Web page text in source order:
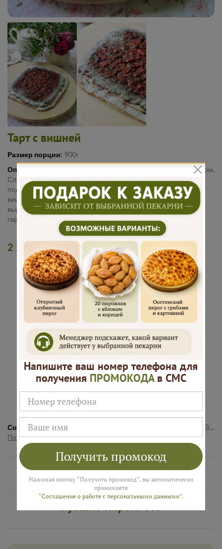
Тарт с вишней
Размер порции: 900г
Описание:
Яркий тарт с вишней и нежным ванильным кремом.
Слоёное тесто запекается до хрустящей текстуры и
подчёркивает начинку. Сливочный крем смягчает кислинку
вишни и делает вкус округлым. Ягоды дают сочность и
выразительный акцент. Десерт получается свежим и
гармоничным.
Традиционная
рецептура
Бережная
Подарок к
каждому
заказу
Много
начинки
2 200 руб. ДОБАВИТЬ В КОРЗИНУ
Состав:Тесто слоеное без дрожжевое, сливки 33%, молоко 3,5%, яйцо столовое, сахарный песок, ваниль, вишня замороженная, гель нейтральный, сахарная пудра, крахмал кукурузный.
Показать полностью
Нам доверяют
Русские Пироги это
Напишите ваш номер телефона для
получения ПРОМОКОДАв СМС
Получить промокод
Нажимая кнопку “Получить промокод”, вы автоматически
принимаете
“Соглашение о работе с персональными данными”.